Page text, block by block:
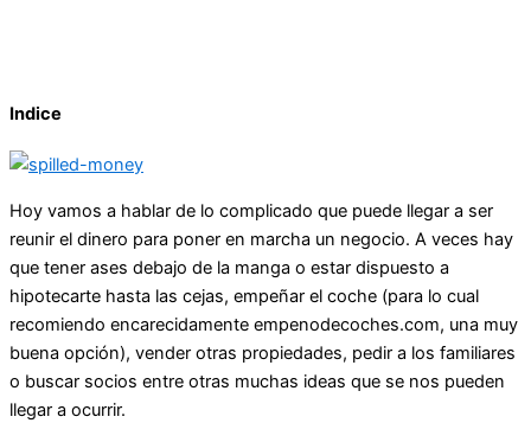
Indice
Hoy vamos a hablar de lo complicado que puede llegar a ser
reunir el dinero para poner en marcha un negocio. A veces hay
que tener ases debajo de la manga o estar dispuesto a
hipotecarte hasta las cejas, empeñar el coche (para lo cual
recomiendo encarecidamente empenodecoches.com, una muy
buena opción), vender otras propiedades, pedir a los familiares
o buscar socios entre otras muchas ideas que se nos pueden
llegar a ocurrir.